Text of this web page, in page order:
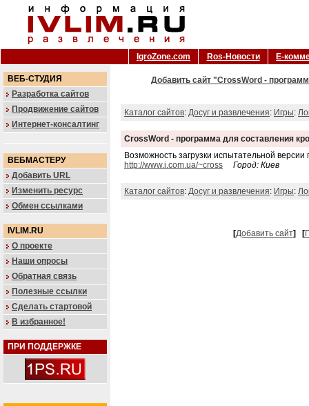
IgroZone.com Ros-Новости Е-
ВЕБ-СТУДИЯ
Разработка сайтов
Продвижение сайтов
Интернет-консалтинг
ВЕБМАСТЕРУ
Добавить URL
Изменить ресурс
Обмен ссылками
IVLIM.RU
О проекте
Наши опросы
Обратная связь
Полезные ссылки
Сделать стартовой
В избранное!
ПРИ ПОДДЕРЖКЕ
Добавить сайт "CrossWord -
Каталог сайтов: Досуг и развлечения: Игры:
CrossWord - программа для составления
Возможность загрузки испытательной
http://www.i.com.ua/~cross
Город: Киев
Каталог сайтов: Досуг и развлечения: Игры:
[Добавить сайт] [